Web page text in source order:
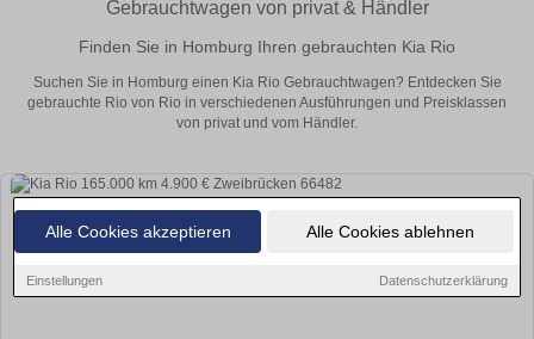
Alle Cookies akzeptieren Alle Cookies ablehnen
Einstellungen Datenschutzerklärung
Gebrauchtwagen von privat & Händler
Finden Sie in Homburg Ihren gebrauchten Kia Rio
Suchen Sie in Homburg einen Kia Rio Gebrauchtwagen? Entdecken Sie
gebrauchte Rio von Rio in verschiedenen Ausführungen und Preisklassen
von privat und vom Händler.